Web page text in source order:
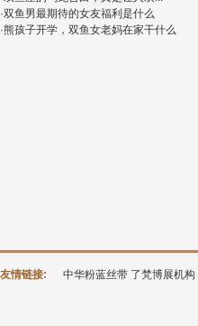
·双鱼男最期待的女友福利是什么
·熊孩子开学，双鱼女老妈在家干什么
友情链接: 中华粉蓝丝带 了梵博展机构